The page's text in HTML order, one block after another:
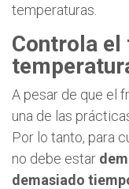
temperaturas.
Controla el
A pesar de que el
una de las
Por lo tanto, para
no debe estar
demasiado